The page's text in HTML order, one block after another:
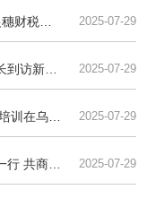
2025-07-29
财税集
2025-07-29
到访新疆
2025-07-29
训在乌鲁
2025-07-29
行 共商合